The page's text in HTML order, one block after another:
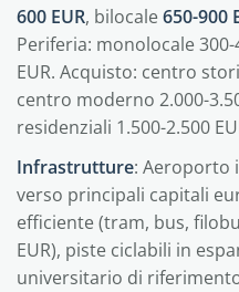
600 EUR, bilocale650-900
Periferia: monolocale 300-
EUR. Acquisto: centro
centro moderno 2.000-
residenziali 1.500-2.500
Infrastrutture: Aeroporto
verso principali capitali
efficiente (tram, bus,
EUR), piste ciclabili in
universitario di